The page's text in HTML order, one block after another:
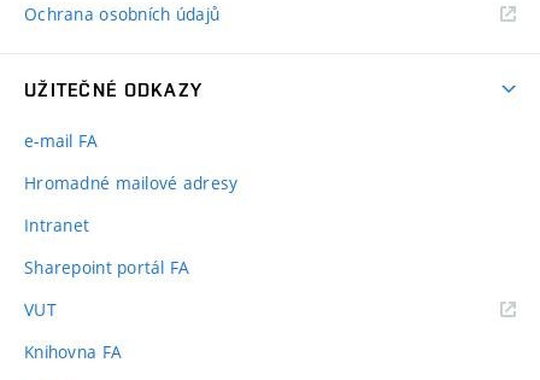
Ochrana osobních údajů
UŽITEČNÉ ODKAZY
e-mail FA
Hromadné mailové adresy
Intranet
Sharepoint portál FA
VUT(externí
Knihovna FA